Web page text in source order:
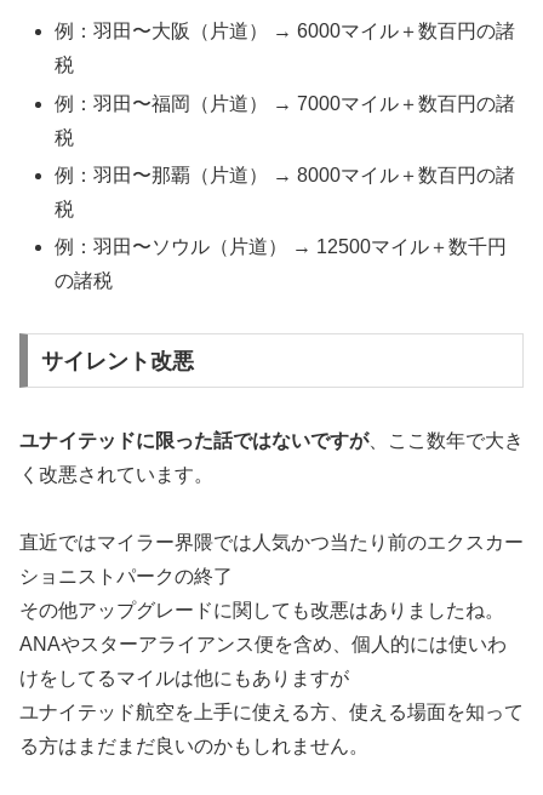
例：羽田〜大阪（片道） → 6000マイル＋数百円の諸
税
例：羽田〜福岡（片道） → 7000マイル＋数百円の諸
税
例：羽田〜那覇（片道） → 8000マイル＋数百円の諸
税
例：羽田〜ソウル（片道） → 12500マイル＋数千円
の諸税
サイレント改悪
ユナイテッドに限った話ではないですが、ここ数年で大き
く改悪されています。
直近ではマイラー界隈では人気かつ当たり前のエクスカー
ショニストパークの終了
その他アップグレードに関しても改悪はありましたね。
ANAやスターアライアンス便を含め、個人的には使いわ
けをしてるマイルは他にもありますが
ユナイテッド航空を上手に使える方、使える場面を知って
る方はまだまだ良いのかもしれません。